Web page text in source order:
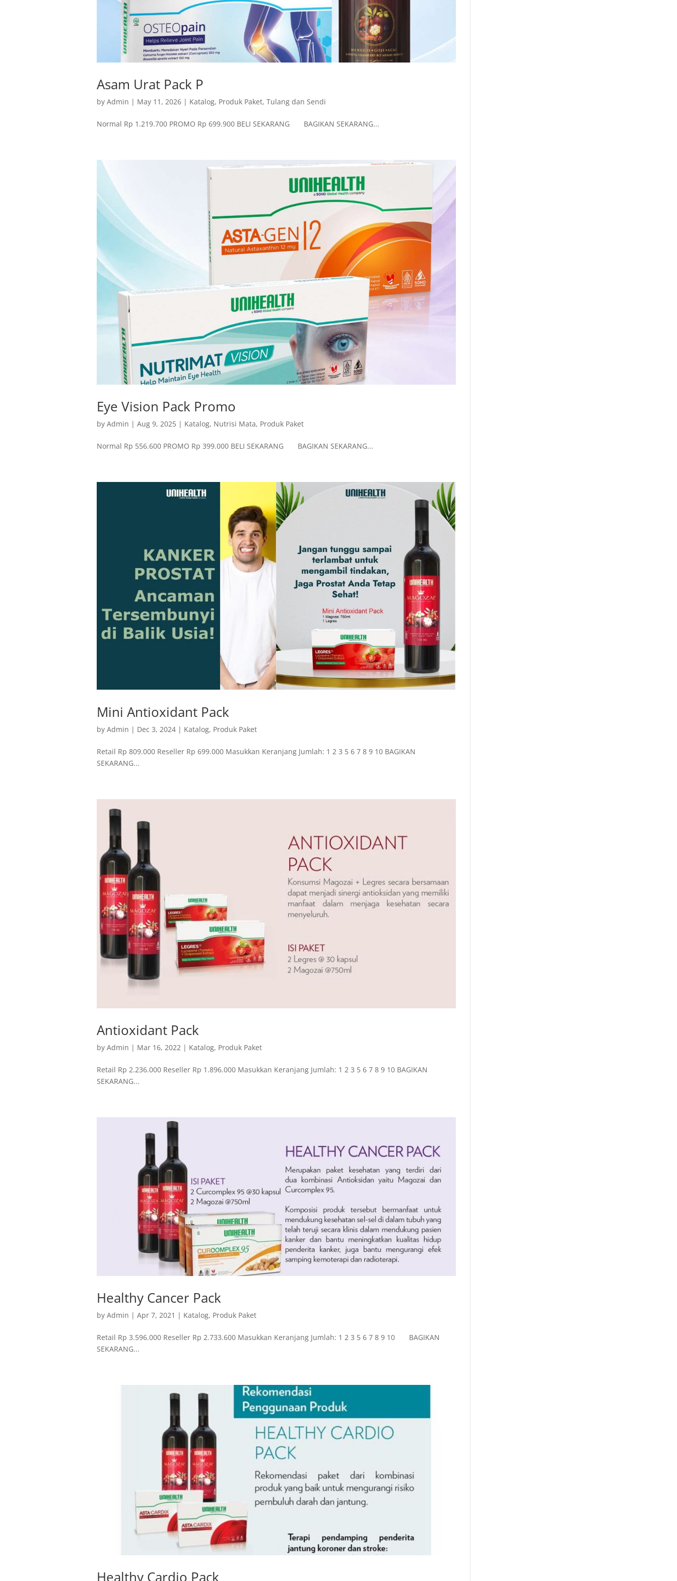
Asam Urat Pack P
by Admin | May 11, 2026 | Katalog, Produk Paket, Tulang dan Sendi
Normal Rp 1.219.700 PROMO Rp 699.900 BELI SEKARANG BAGIKAN SEKARANG...
Eye Vision Pack Promo
by Admin | Aug 9, 2025 | Katalog, Nutrisi Mata, Produk Paket
Normal Rp 556.600 PROMO Rp 399.000 BELI SEKARANG BAGIKAN SEKARANG...
Mini Antioxidant Pack
by Admin | Dec 3, 2024 | Katalog, Produk Paket
Retail Rp 809.000 Reseller Rp 699.000 Masukkan Keranjang Jumlah: 1 2 3 5 6 7 8 9 10 BAGIKAN
SEKARANG...
Antioxidant Pack
by Admin | Mar 16, 2022 | Katalog, Produk Paket
Retail Rp 2.236.000 Reseller Rp 1.896.000 Masukkan Keranjang Jumlah: 1 2 3 5 6 7 8 9 10 BAGIKAN
SEKARANG...
Healthy Cancer Pack
by Admin | Apr 7, 2021 | Katalog, Produk Paket
Retail Rp 3.596.000 Reseller Rp 2.733.600 Masukkan Keranjang Jumlah: 1 2 3 5 6 7 8 9 10 BAGIKAN
SEKARANG...
Healthy Cardio Pack